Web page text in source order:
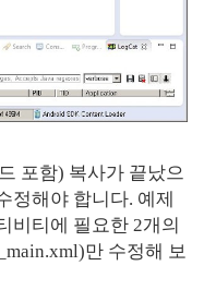
포함) 복사가 끝났으
정해야 합니다. 예제
비티에 필요한 2개의
만 수정해 보